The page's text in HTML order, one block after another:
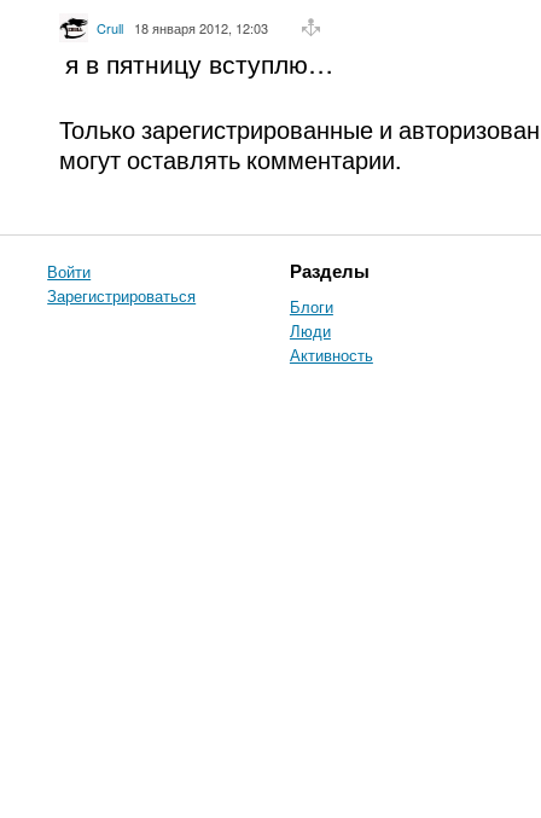
Crull 18 января 2012, 12:03
я в пятницу вступлю…
Только зарегистрированные и
могут оставлять комментарии.
Войти
Зарегистрироваться
Разделы
Блоги
Люди
Активность